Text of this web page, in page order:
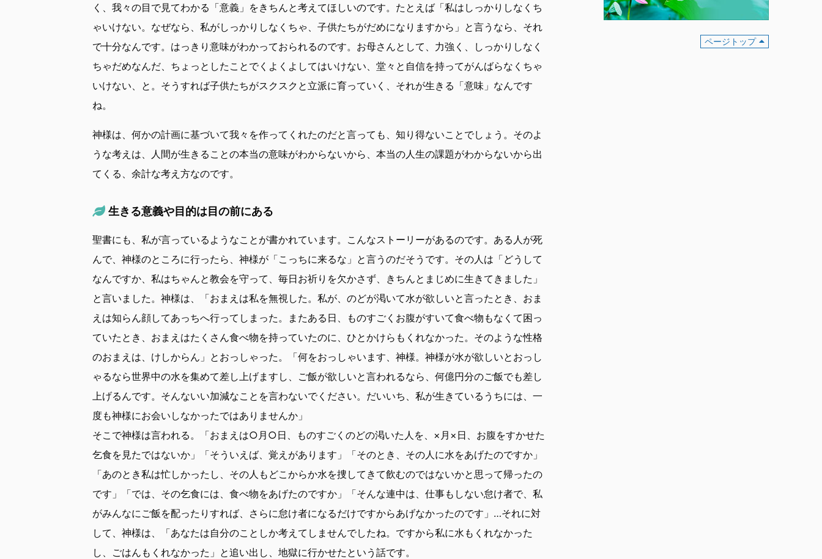
く、我々の目で見てわかる「意義」をきちんと考えてほしいのです。たとえば「私はしっかりしなくち
ゃいけない。なぜなら、私がしっかりしなくちゃ、子供たちがだめになりますから」と言うなら、それ
で十分なんです。はっきり意味がわかっておられるのです。お母さんとして、力強く、しっかりしなく
ちゃだめなんだ、ちょっとしたことでくよくよしてはいけない、堂々と自信を持ってがんばらなくちゃ
いけない、と。そうすれば子供たちがスクスクと立派に育っていく、それが生きる「意味」なんです
ね。
神様は、何かの計画に基づいて我々を作ってくれたのだと言っても、知り得ないことでしょう。そのよ
うな考えは、人間が生きることの本当の意味がわからないから、本当の人生の課題がわからないから出
てくる、余計な考え方なのです。
生きる意義や目的は目の前にある
聖書にも、私が言っているようなことが書かれています。こんなストーリーがあるのです。ある人が死
んで、神様のところに行ったら、神様が「こっちに来るな」と言うのだそうです。その人は「どうして
なんですか、私はちゃんと教会を守って、毎日お祈りを欠かさず、きちんとまじめに生きてきました」
と言いました。神様は、「おまえは私を無視した。私が、のどが渇いて水が欲しいと言ったとき、おま
えは知らん顔してあっちへ行ってしまった。またある日、ものすごくお腹がすいて食べ物もなくて困っ
ていたとき、おまえはたくさん食べ物を持っていたのに、ひとかけらもくれなかった。そのような性格
のおまえは、けしからん」とおっしゃった。「何をおっしゃいます、神様。神様が水が欲しいとおっし
ゃるなら世界中の水を集めて差し上げますし、ご飯が欲しいと言われるなら、何億円分のご飯でも差し
上げるんです。そんないい加減なことを言わないでください。だいいち、私が生きているうちには、一
度も神様にお会いしなかったではありませんか」
そこで神様は言われる。「おまえは○月○日、ものすごくのどの渇いた人を、×月×日、お腹をすかせた
乞食を見たではないか」「そういえば、覚えがあります」「そのとき、その人に水をあげたのですか」
「あのとき私は忙しかったし、その人もどこからか水を捜してきて飲むのではないかと思って帰ったの
です」「では、その乞食には、食べ物をあげたのですか」「そんな連中は、仕事もしない怠け者で、私
がみんなにご飯を配ったりすれば、さらに怠け者になるだけですからあげなかったのです」…それに対
して、神様は、「あなたは自分のことしか考えてしませんでしたね。ですから私に水もくれなかった
し、ごはんもくれなかった」と追い出し、地獄に行かせたという話です。
ページトップ